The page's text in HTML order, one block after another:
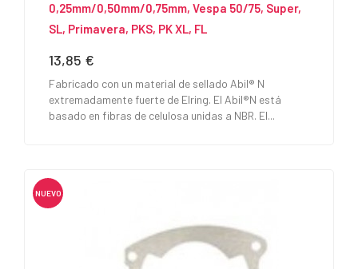
0,25mm/0,50mm/0,75mm, Vespa 50/75, Super,
SL, Primavera, PKS, PK XL, FL
Precio
13,85 €
Fabricado con un material de sellado Abil® N
extremadamente fuerte de Elring. El Abil®N está
basado en fibras de celulosa unidas a NBR. El...
NUEVO